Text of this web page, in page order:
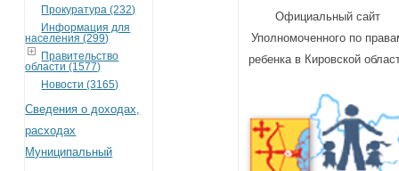
Прокуратура (232)
Информация для
населения (299)
Правительство
области (1577)
Новости (3165)
Сведения о доходах,
расходах
Муниципальный
Официальный сайт
Уполномоченного по
ребенка в Кировской